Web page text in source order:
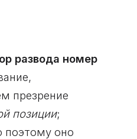
развода номер
презрение
позиции;
поэтому оно